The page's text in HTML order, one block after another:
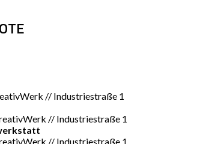
// Industriestraße 1
// Industriestraße 1
// Industriestraße 1